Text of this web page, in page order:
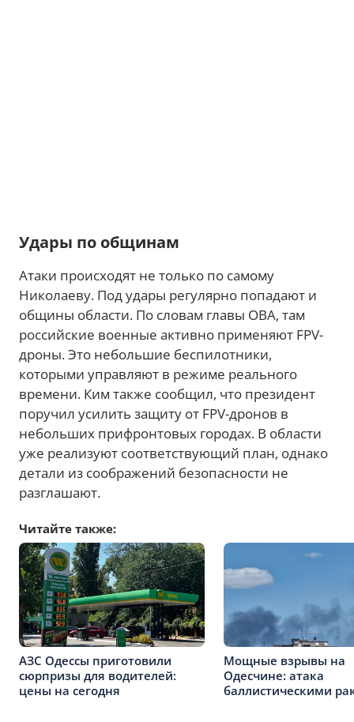
Удары по общинам
Атаки происходят не только по самому
Николаеву. Под удары регулярно попадают и
общины области. По словам главы ОВА, там
российские военные активно применяют FPV-
дроны. Это небольшие беспилотники,
которыми управляют в режиме реального
времени. Ким также сообщил, что президент
поручил усилить защиту от FPV-дронов в
небольших прифронтовых городах. В области
уже реализуют соответствующий план, однако
детали из соображений безопасности не
разглашают.
Читайте также:
АЗС Одессы приготовили
сюрпризы для водителей:
цены на сегодня
Мощные взрывы на
Одесчине: атака
баллистическими